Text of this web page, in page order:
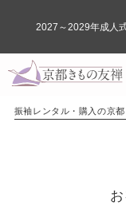
振袖レンタル・購入の京
2027～2029年成人